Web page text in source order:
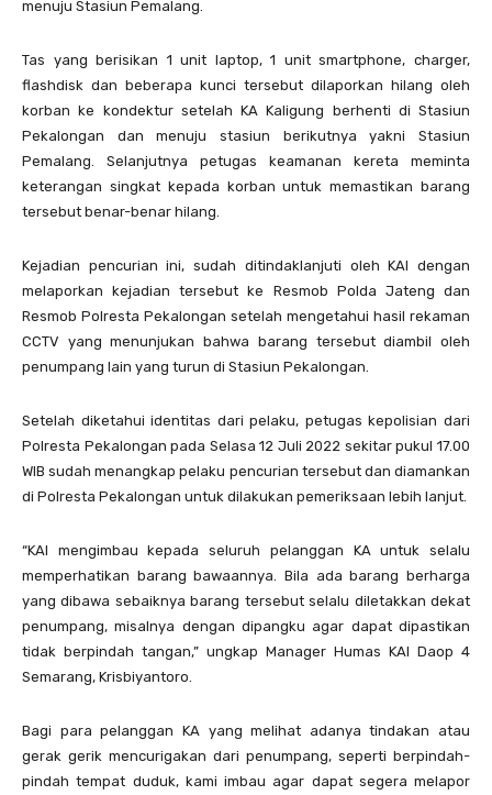
menuju Stasiun Pemalang.
Tas yang berisikan 1 unit laptop, 1 unit smartphone, charger,
flashdisk dan beberapa kunci tersebut dilaporkan hilang oleh
korban ke kondektur setelah KA Kaligung berhenti di Stasiun
Pekalongan dan menuju stasiun berikutnya yakni Stasiun
Pemalang. Selanjutnya petugas keamanan kereta meminta
keterangan singkat kepada korban untuk memastikan barang
tersebut benar-benar hilang.
Kejadian pencurian ini, sudah ditindaklanjuti oleh KAI dengan
melaporkan kejadian tersebut ke Resmob Polda Jateng dan
Resmob Polresta Pekalongan setelah mengetahui hasil rekaman
CCTV yang menunjukan bahwa barang tersebut diambil oleh
penumpang lain yang turun di Stasiun Pekalongan.
Setelah diketahui identitas dari pelaku, petugas kepolisian dari
Polresta Pekalongan pada Selasa 12 Juli 2022 sekitar pukul 17.00
WIB sudah menangkap pelaku pencurian tersebut dan diamankan
di Polresta Pekalongan untuk dilakukan pemeriksaan lebih lanjut.
“KAI mengimbau kepada seluruh pelanggan KA untuk selalu
memperhatikan barang bawaannya. Bila ada barang berharga
yang dibawa sebaiknya barang tersebut selalu diletakkan dekat
penumpang, misalnya dengan dipangku agar dapat dipastikan
tidak berpindah tangan,” ungkap Manager Humas KAI Daop 4
Semarang, Krisbiyantoro.
Bagi para pelanggan KA yang melihat adanya tindakan atau
gerak gerik mencurigakan dari penumpang, seperti berpindah-
pindah tempat duduk, kami imbau agar dapat segera melapor